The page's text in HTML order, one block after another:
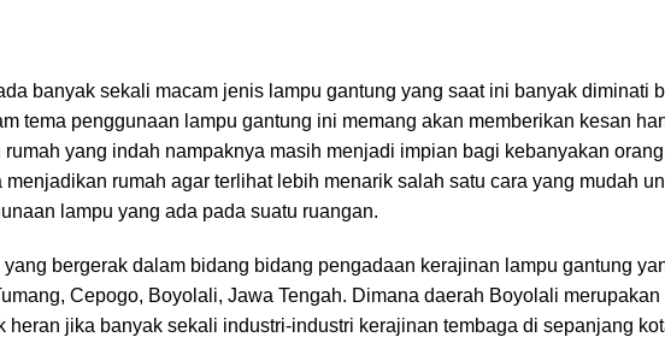
banyak sekali macam jenis lampu gantung yang saat ini banyak diminati
tema penggunaan lampu gantung ini memang akan memberikan kesan
yang indah nampaknya masih menjadi impian bagi kebanyakan
rumah agar terlihat lebih menarik salah satu cara yang mudah
lampu yang ada pada suatu ruangan.
bergerak dalam bidang bidang pengadaan kerajinan lampu gantung
Cepogo, Boyolali, Jawa Tengah. Dimana daerah Boyolali merupakan
heran jika banyak sekali industri-industri kerajinan tembaga di sepanjang